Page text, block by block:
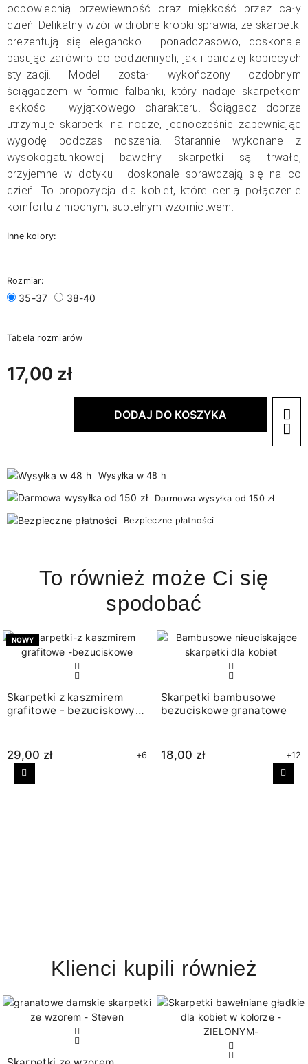
odpowiednią przewiewność oraz miękkość przez cały
dzień. Delikatny wzór w drobne kropki sprawia, że skarpetki
prezentują się elegancko i ponadczasowo, doskonale
pasując zarówno do codziennych, jak i bardziej kobiecych
stylizacji. Model został wykończony ozdobnym
ściągaczem w formie falbanki, który nadaje skarpetkom
lekkości i wyjątkowego charakteru. Ściągacz dobrze
utrzymuje skarpetki na nodze, jednocześnie zapewniając
wygodę podczas noszenia. Starannie wykonane z
wysokogatunkowej bawełny skarpetki są trwałe,
przyjemne w dotyku i doskonale sprawdzają się na co
dzień. To propozycja dla kobiet, które cenią połączenie
komfortu z modnym, subtelnym wzornictwem.
Inne kolory:
Rozmiar:
35-37 38-40
Tabela rozmiarów
17,00 zł
DODAJ DO KOSZYKA
Wysyłka w 48 h
Darmowa wysyłka od 150 zł
Bezpieczne płatności
To również może Ci się
spodobać
NOWY
Skarpetki z kaszmirem
grafitowe - bezuciskowy
29,00 zł +6
Skarpetki bambusowe
bezuciskowe granatowe
18,00 zł +12
Poprzedni
Klienci kupili również